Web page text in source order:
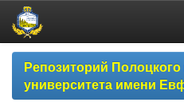
Skip
navigationРепозиторий Полоцкого
университета имени